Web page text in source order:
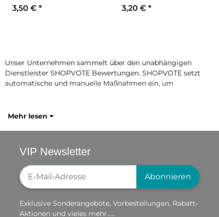
3,50 € * 3,20 € *
Unser Unternehmen sammelt über den unabhängigen
Dienstleister SHOPVOTE Bewertungen. SHOPVOTE setzt
automatische und manuelle Maßnahmen ein, um
Mehr lesen
VIP Newsletter
Newsletter-Registrierung
Abonnieren
Exklusive Sonderangebote, Vorbestellungen, Rabatt-
Aktionen und vieles mehr.....